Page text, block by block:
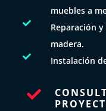
muebles a

Reparación
madera.
 Instalación
